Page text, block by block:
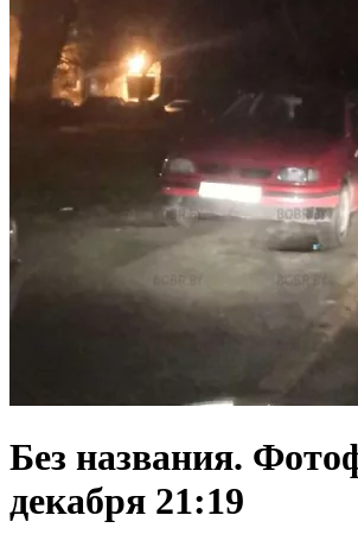
Без названия.
декабря 21:19